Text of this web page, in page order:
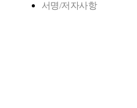
서명/저자사항